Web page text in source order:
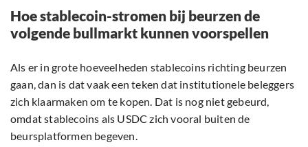
Hoe stablecoin-stromen bij beurzen de
volgende bullmarkt kunnen voorspellen
Als er in grote hoeveelheden stablecoins richting beurzen
gaan, dan is dat vaak een teken dat institutionele beleggers
zich klaarmaken om te kopen. Dat is nog niet gebeurd,
omdat stablecoins als USDC zich vooral buiten de
beursplatformen begeven.